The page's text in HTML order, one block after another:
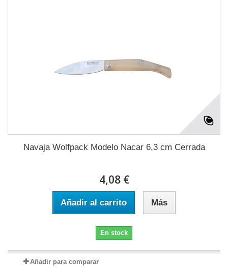
Navaja Wolfpack Modelo Nacar 6,3 cm Cerrada
4,08 €
Añadir al carrito Más
En stock
Añadir para comparar